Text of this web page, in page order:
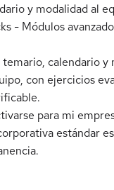
y modalidad al
- Módulos
calendario y
con ejercicios
para mi
estándar